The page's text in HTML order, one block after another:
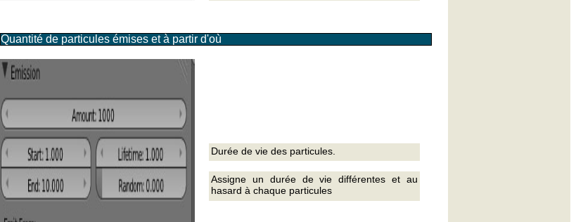
Assigne un durée de vie différentes et au
hasard à chaque particules
Durée de vie des particules.
Quantité de particules émises et à partir d'où